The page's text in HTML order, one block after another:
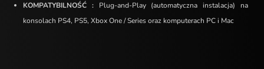
KOMPATYBILNOŚĆ :Plug-and-Play (automatyczna instalacja) na
konsolach PS4, PS5, Xbox One / Series oraz komputerach PC i Mac